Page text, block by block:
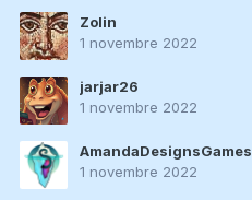
Zolin
1 novembre 2022
jarjar26
1 novembre 2022
AmandaDesignsGames
1 novembre 2022